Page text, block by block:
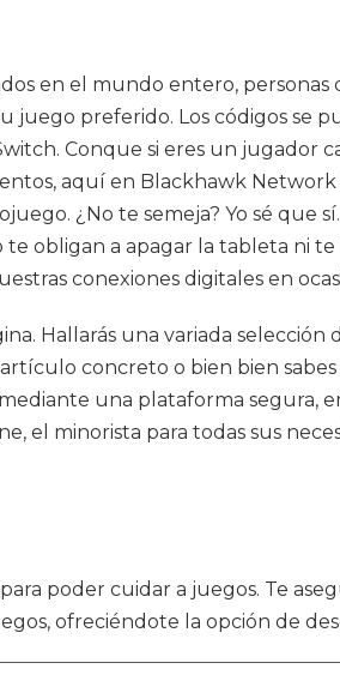
en el mundo entero, personas
preferido. Los códigos se
Conque si eres un jugador
aquí en Blackhawk
¿No te semeja? Yo sé
obligan a apagar la tableta ni
conexiones digitales en
Hallarás una variada
concreto o bien bien
una plataforma segura,
el minorista para todas sus
poder cuidar a juegos. Te
ofreciéndote la opción de